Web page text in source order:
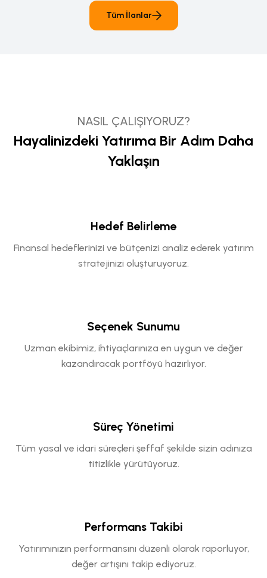
Tüm İlanlar
NASIL ÇALIŞIYORUZ?
Hayalinizdeki Yatırıma Bir Adım Daha
Yaklaşın
Hedef Belirleme
Finansal hedeflerinizi ve bütçenizi analiz ederek yatırım
stratejinizi oluşturuyoruz.
Seçenek Sunumu
Uzman ekibimiz, ihtiyaçlarınıza en uygun ve değer
kazandıracak portföyü hazırlıyor.
Süreç Yönetimi
Tüm yasal ve idari süreçleri şeffaf şekilde sizin adınıza
titizlikle yürütüyoruz.
Performans Takibi
Yatırımınızın performansını düzenli olarak raporluyor,
değer artışını takip ediyoruz.